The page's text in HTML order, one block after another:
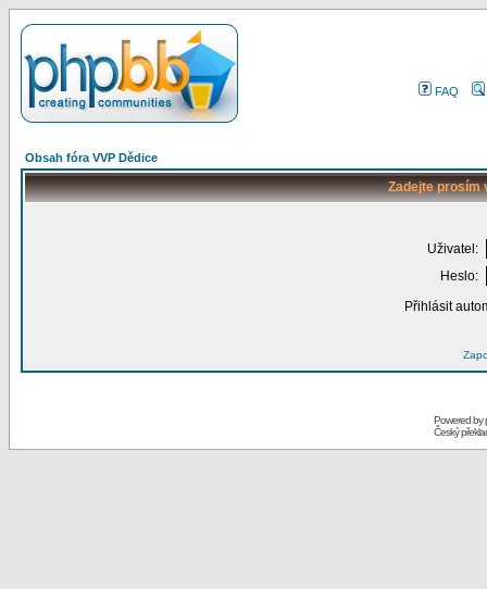
FAQ
Obsah fóra VVP Dědice
Zadejte prosím
Uživatel:
Heslo:
Přihlásit
Powered by
Český